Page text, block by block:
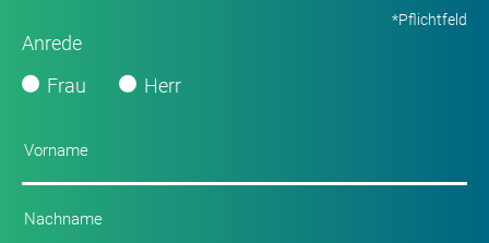
*Pflichtfeld
Anrede
Frau
Herr